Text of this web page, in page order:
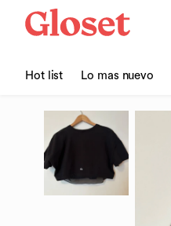
Hot list Lo mas nuevo